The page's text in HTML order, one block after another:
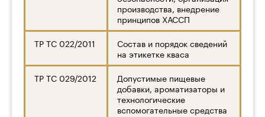
производства, внедрение
принципов ХАССП
ТР ТС 022/2011
Состав и порядок сведений
на этикетке кваса
ТР ТС 029/2012
Допустимые пищевые
добавки, ароматизаторы и
технологические
вспомогательные средства